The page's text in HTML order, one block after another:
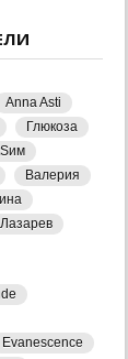
Anna Asti
Глюкоза
Валерия
Evanescence